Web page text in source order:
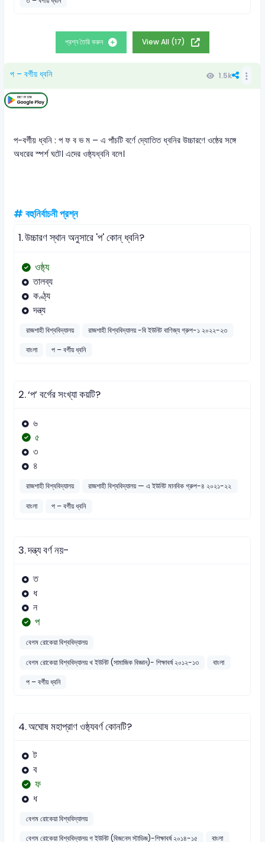
প্রশ্ন তৈরি করুন View All (17)
প – বর্গীয় ধ্বনি 1.5k
প-বর্গীয় ধ্বনি : প ফ ব ভ ম – এ পাঁচটি বর্ণে দ্যোতিত ধ্বনির উচ্চারণে ওষ্ঠের সঙ্গে
অধরের স্পর্শ ঘটে। এদের ওষ্ঠ্যধ্বনি বলে।
# বহুনির্বাচনী প্রশ্ন
1.উচ্চারণ স্থান অনুসারে 'প' কোন্ ধ্বনি?
ওষ্ঠ্য
তালব্য
কণ্ঠ্য
দন্ত্য
রাজশাহী বিশ্ববিদ্যালয়
রাজশাহী বিশ্ববিদ্যালয় -বি ইউনিট বাণিজ্য গ্রুপ-১ ২০২২-২৩
বাংলা
প – বর্গীয় ধ্বনি
2.‘প’ বর্গের সংখ্যা কয়টি?
৬
৫
৩
৪
রাজশাহী বিশ্ববিদ্যালয়
রাজশাহী বিশ্ববিদ্যালয় — এ ইউনিট মানবিক গ্রুপ-৪ ২০২১-২২
বাংলা
প – বর্গীয় ধ্বনি
3.দন্ত্য বর্ণ নয়-
ত
ধ
ন
প
বেগম রোকেয়া বিশ্ববিদ্যালয়
বেগম রোকেয়া বিশ্ববিদ্যালয় খ ইউনিট (সামাজিক বিজ্ঞান)- শিক্ষাবর্ষ ২০১২-১৩
বাংলা
প – বর্গীয় ধ্বনি
4.অঘোষ মহাপ্রাণ ওষ্ঠ্যবর্ণ কোনটি?
ট
ব
ফ
ধ
বেগম রোকেয়া বিশ্ববিদ্যালয়
বেগম রোকেয়া বিশ্ববিদ্যালয় গ ইউনিট (বিজনেস স্টাডিজ)-শিক্ষাবর্ষ ২০১৪-১৫
বাংলা